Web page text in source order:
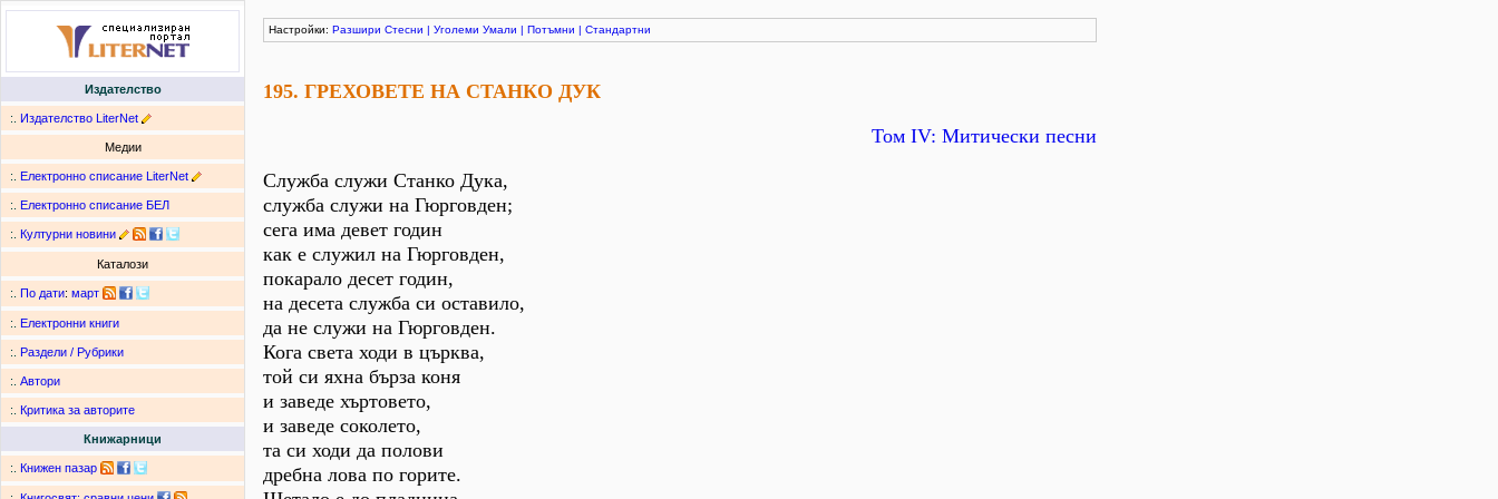
Издателство
:. Издателство LiterNet
Медии
:. Електронно списание LiterNet
:. Електронно списание БЕЛ
:. Културни новини
Каталози
:. По дати: март
:. Електронни книги
:. Раздели / Рубрики
:. Автори
:. Критика за авторите
Книжарници
:. Книжен пазар
Настройки: Разшири Стесни | Уголеми Умали | Потъмни | Стандартни
195. ГРЕХОВЕТЕ НА СТАНКО ДУК
Том ІV: Митически песни
Служба служи Станко Дука,
служба служи на Гюрговден;
сега има девет годин
как е служил на Гюрговден,
покарало десет годин,
на десета служба си оставило,
да не служи на Гюрговден.
Кога света ходи в църква,
той си яхна бърза коня
и заведе хъртовето,
и заведе соколето,
та си ходи да полови
дребна лова по горите.